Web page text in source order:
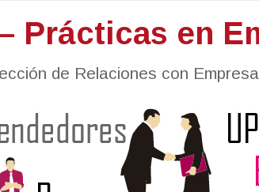
Prácticas en
de Relaciones con